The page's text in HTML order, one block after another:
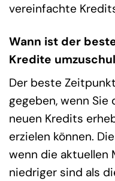
vereinfachte
Wann ist der
Kredite
Der beste
gegeben, wenn
neuen Kredits
erzielen können.
wenn die aktuellen
niedriger sind als